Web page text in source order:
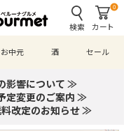
検索
0
カート
お中元 酒 セール
影響について ≫
定変更のご案内 ≫
改定のお知らせ ≫